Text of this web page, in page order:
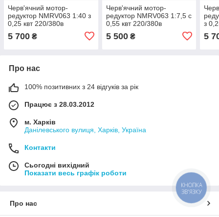
Черв'ячний мотор-
редуктор NMRV063 1:40 з
0,25 квт 220/380в
5 700 ₴
Черв'ячний мотор-
редуктор NMRV063 1:7,5 с
0,55 квт 220/380в
5 500₴
з
5
Про нас
100% позитивних з 24 відгуків за рік
Працює з 28.03.2012
м. Харків
Данілевського вулиця, Харків, Україна
Контакти
Сьогодні вихідний
Показати весь графік роботи
Про нас
КНОПКА
ЗВ'ЯЗКУ